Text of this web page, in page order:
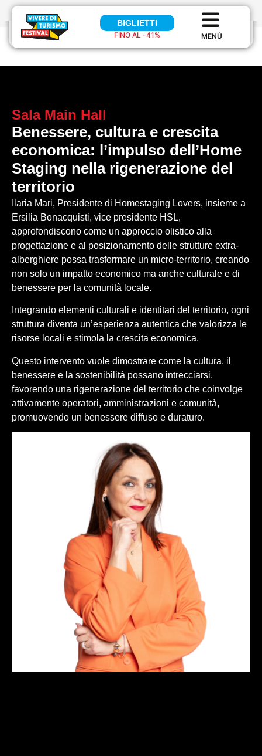
BIGLIETTI
FINO AL 41%
BIGLIETTI
FINO AL -41%
Sala Main Hall
Benessere, cultura e crescita
economica: l’impulso dell’Home
Staging nella rigenerazione del
territorio
Ilaria Mari, Presidente di Homestaging Lovers, insieme a
Ersilia Bonacquisti, vice presidente HSL,
approfondiscono come un approccio olistico alla
progettazione e al posizionamento delle strutture extra-
alberghiere possa trasformare un micro-territorio, creando
non solo un impatto economico ma anche culturale e di
benessere per la comunità locale.
Integrando elementi culturali e identitari del territorio, ogni
struttura diventa un’esperienza autentica che valorizza le
risorse locali e stimola la crescita economica.
Questo intervento vuole dimostrare come la cultura, il
benessere e la sostenibilità possano intrecciarsi,
favorendo una rigenerazione del territorio che coinvolge
attivamente operatori, amministrazioni e comunità,
promuovendo un benessere diffuso e duraturo.